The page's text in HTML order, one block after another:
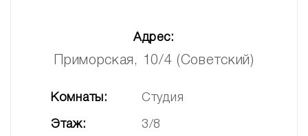
Адрес:
Приморская, 10/4 (Советский)
Комнаты: Студия
Этаж: 3/8